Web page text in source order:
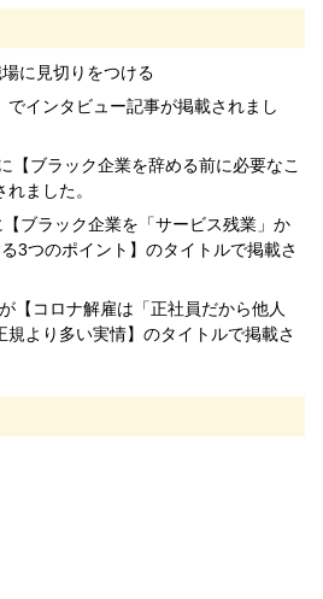
に見切りをつける
インタビュー記事が掲載されまし
【ブラック企業を辞める前に必要なこ
ました。
ブラック企業を「サービス残業」か
3つのポイント】のタイトルで掲載さ
【コロナ解雇は「正社員だから他人
より多い実情】のタイトルで掲載さ